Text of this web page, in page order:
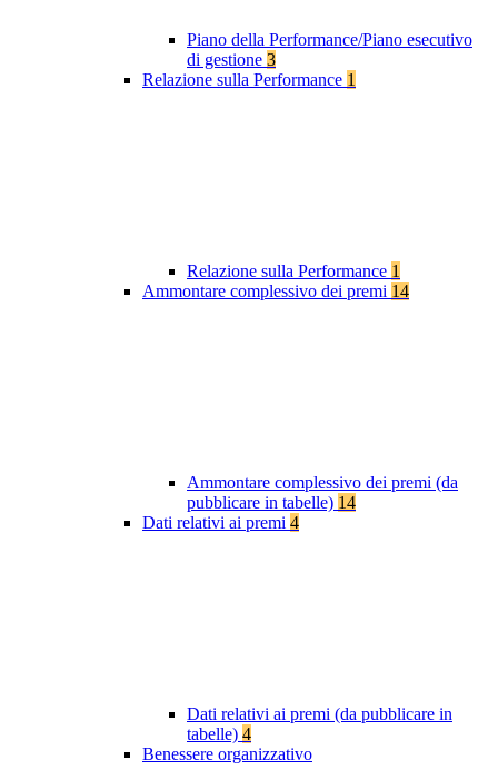
Piano della Performance/Piano esecutivo
di gestione 3
Relazione sulla Performance 1
Relazione sulla Performance 1
Ammontare complessivo dei premi 14
Ammontare complessivo dei premi (da
pubblicare in tabelle) 14
Dati relativi ai premi 4
Dati relativi ai premi (da pubblicare in
tabelle) 4
Benessere organizzativo